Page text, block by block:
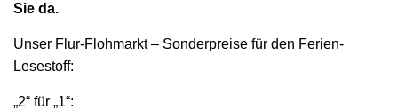
Sie da.
Unser Flur-Flohmarkt – Sonderpreise für den Ferien-
Lesestoff:
„2“ für „1“: